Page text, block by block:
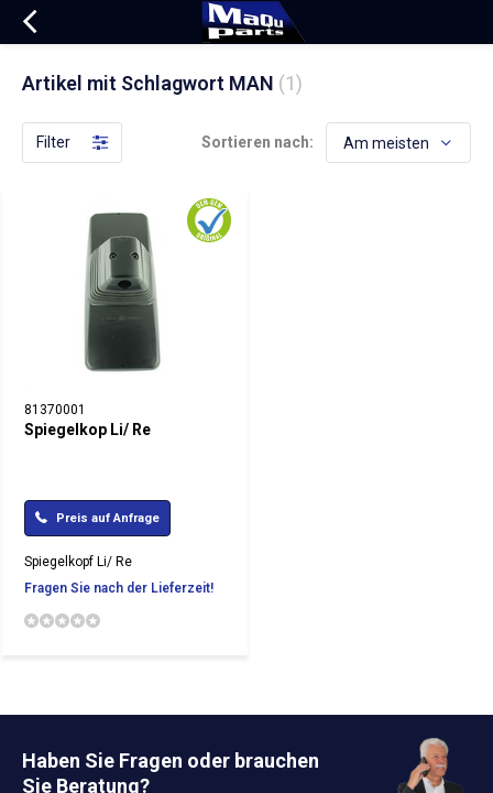
Artikel mit Schlagwort MAN (1)
Filter Sortieren nach:
81370001
Spiegelkop Li/ Re
Preis auf Anfrage
Spiegelkopf Li/ Re
Fragen Sie nach der Lieferzeit!
Haben Sie Fragen oder brauchen
Sie Beratung?